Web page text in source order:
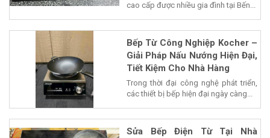
cao cấp được nhiều gia đình tại Bến...
Bếp Từ Công Nghiệp Kocher –
Giải Pháp Nấu Nướng Hiện Đại,
Tiết Kiệm Cho Nhà Hàng
Trong thời đại công nghệ phát triển,
các thiết bị bếp hiện đại ngày càng...
Sửa Bếp Điện Từ Tại Nhà